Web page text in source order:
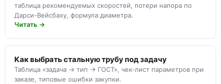
таблица рекомендуемых скоростей, потери напора по
Дарси-Вейсбаху, формула диаметра.
Читать →
Как выбрать стальную трубу под задачу
Таблица «задача → тип → ГОСТ», чек-лист параметров при
заказе, типовые ошибки закупки.